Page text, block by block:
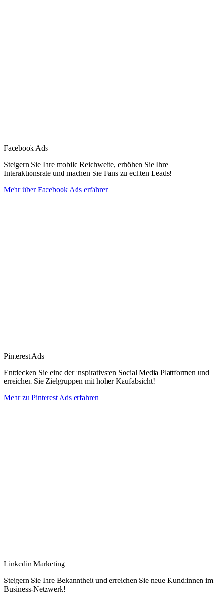
Facebook Ads
Steigern Sie Ihre mobile Reichweite, erhöhen Sie Ihre
Interaktionsrate und machen Sie Fans zu echten Leads!
Mehr über Facebook Ads erfahren
Pinterest Ads
Entdecken Sie eine der inspirativsten Social Media Plattformen und
erreichen Sie Zielgruppen mit hoher Kaufabsicht!
Mehr zu Pinterest Ads erfahren
Linkedin Marketing
Steigern Sie Ihre Bekanntheit und erreichen Sie neue Kund:innen im
Business-Netzwerk!